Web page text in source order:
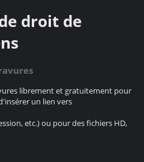
droit de
librement et gratuitement pour
un lien vers
etc.) ou pour des fichiers HD,